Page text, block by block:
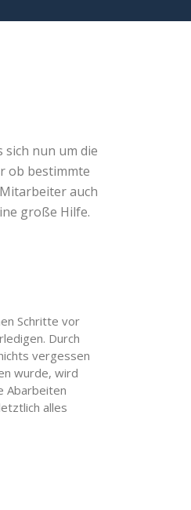
nun um die
ob bestimmte
auch
große Hilfe.
Schritte vor
Durch
vergessen
wurde, wird
Abarbeiten
alles